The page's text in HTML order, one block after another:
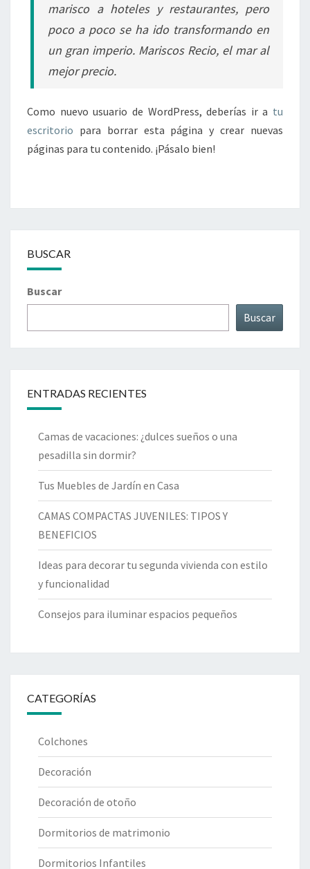
marisco a hoteles y restaurantes, pero
poco a poco se ha ido transformando en
un gran imperio. Mariscos Recio, el mar al
mejor precio.
Como nuevo usuario de WordPress, deberías ir a tu
escritorio para borrar esta página y crear nuevas
páginas para tu contenido. ¡Pásalo bien!
BUSCAR
Buscar
Buscar
ENTRADAS RECIENTES
Camas de vacaciones: ¿dulces sueños o una
pesadilla sin dormir?
Tus Muebles de Jardín en Casa
CAMAS COMPACTAS JUVENILES: TIPOS Y
BENEFICIOS
Ideas para decorar tu segunda vivienda con estilo
y funcionalidad
Consejos para iluminar espacios pequeños
CATEGORÍAS
Colchones
Decoración
Decoración de otoño
Dormitorios de matrimonio
Dormitorios Infantiles